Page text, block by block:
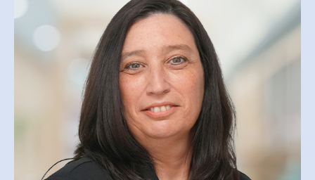
KATY MARTEL
kamartel@csfoy.ca